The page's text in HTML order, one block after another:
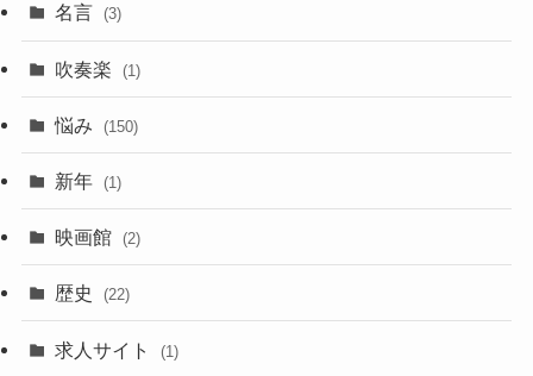
名言 (3)
吹奏楽 (1)
悩み (150)
新年 (1)
映画館 (2)
歴史 (22)
求人サイト (1)